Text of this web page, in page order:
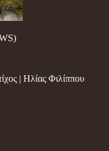
| Ηλίας Φιλίππου